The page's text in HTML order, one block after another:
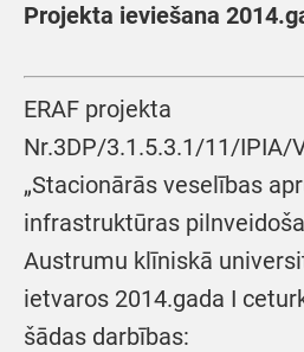
Projekta ieviešana
ERAF projekta
Nr.3DP/3.1.5.3.1/11/IPIA/
„Stacionārās veselības
infrastruktūras
Austrumu klīniskā
ietvaros 2014.gada I
šādas darbības: